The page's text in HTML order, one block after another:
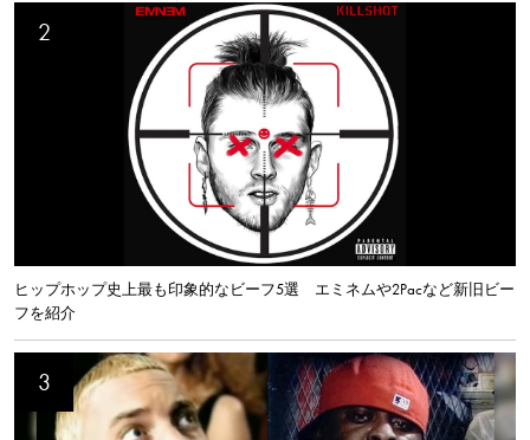
ヒップホップ史上最も印象的なビーフ5選 エミネムや2Pacなど新旧ビー
フを紹介